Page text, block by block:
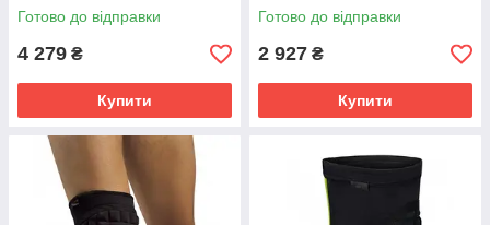
Готово до відправки
4 279 ₴
Купити
Готово до відправки
2 927 ₴
Купити